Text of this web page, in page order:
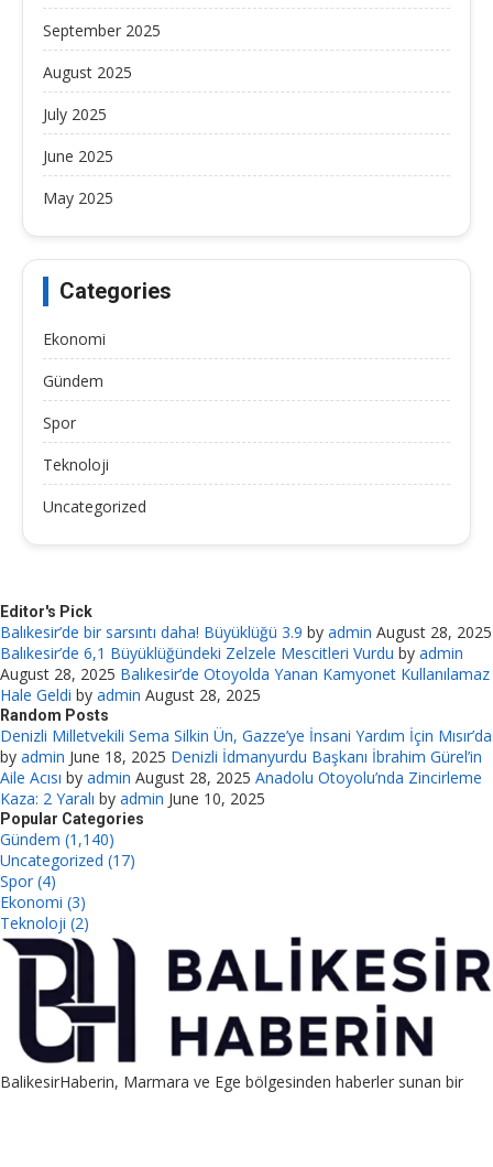
September 2025
August 2025
July 2025
June 2025
May 2025
Categories
Ekonomi
Gündem
Spor
Teknoloji
Uncategorized
Editor's Pick
Balıkesir’de bir sarsıntı daha! Büyüklüğü 3.9 by admin August 28, 2025
Balıkesir’de 6,1 Büyüklüğündeki Zelzele Mescitleri Vurdu by admin
August 28, 2025 Balıkesir’de Otoyolda Yanan Kamyonet Kullanılamaz
Hale Geldi by admin August 28, 2025
Random Posts
Denizli Milletvekili Sema Silkin Ün, Gazze’ye İnsani Yardım İçin Mısır’da
by admin June 18, 2025 Denizli İdmanyurdu Başkanı İbrahim Gürel’in
Aile Acısı by admin August 28, 2025 Anadolu Otoyolu’nda Zincirleme
Kaza: 2 Yaralı by admin June 10, 2025
Popular Categories
Gündem (1,140)
Uncategorized (17)
Spor (4)
Ekonomi (3)
Teknoloji (2)
BalikesirHaberin, Marmara ve Ege bölgesinden haberler sunan bir